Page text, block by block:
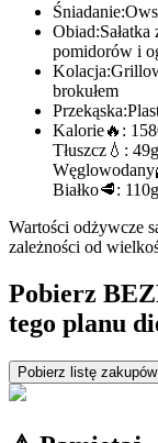
Śniadanie:
Obiad:
pomidorów i
Kolacja:
brokułem
Przekąska:
Kalorie🔥:
Tłuszcz 💧: 49g
Węglowodany
Białko🥩: 110g
Wartości odżywcze
zależności od
Pobierz
tego planu
Pobierz listę zakupów